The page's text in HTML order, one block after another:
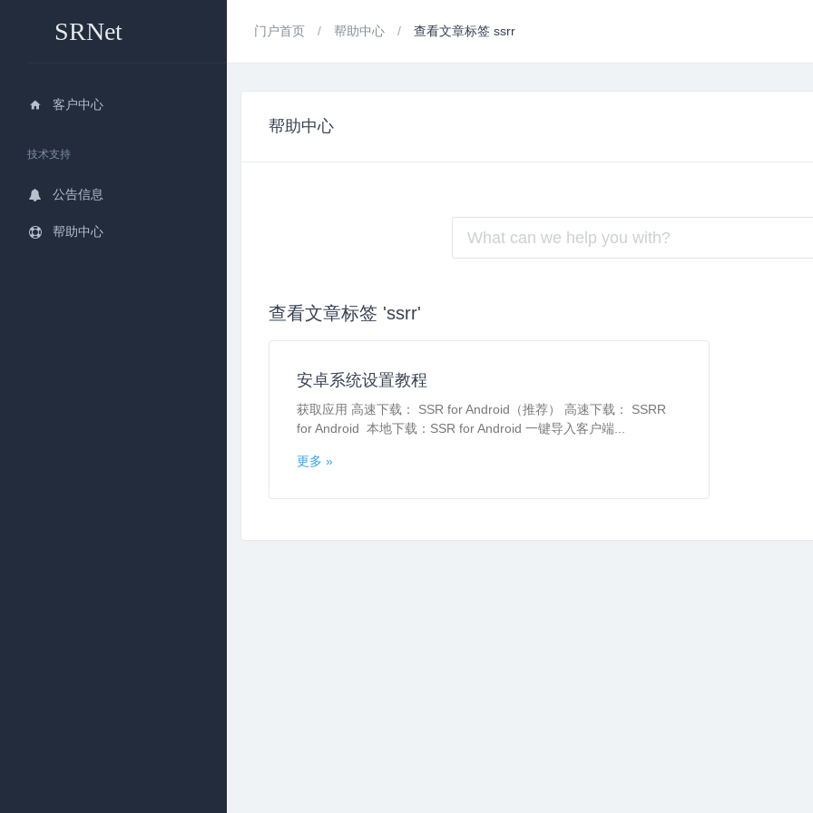
SRNet
客户中心
技术支持
公告信息
帮助中心
门户首页 帮助中心 查看文章标签 ssrr
帮助中心
查看文章标签 'ssrr'
安卓系统设置教程
获取应用 高速下载： SSR for Android（推荐） 高速下载： SSRR
for Android 本地下载：SSR for Android 一键导入客户端...
更多 »